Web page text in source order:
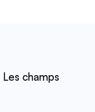
Les champs